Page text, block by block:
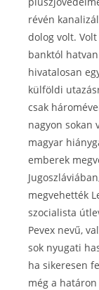
révén
dolog volt.
banktól
hivatalosan
külföldi
csak
nagyon sokan
magyar
emberek
megvehették
szocialista
Pevex nevű,
sok nyugati
ha sikeresen
még a